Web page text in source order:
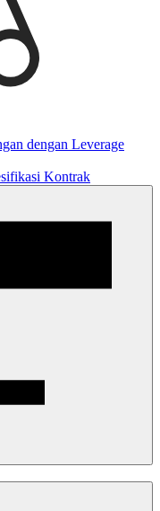
dengan Leverage
Kontrak